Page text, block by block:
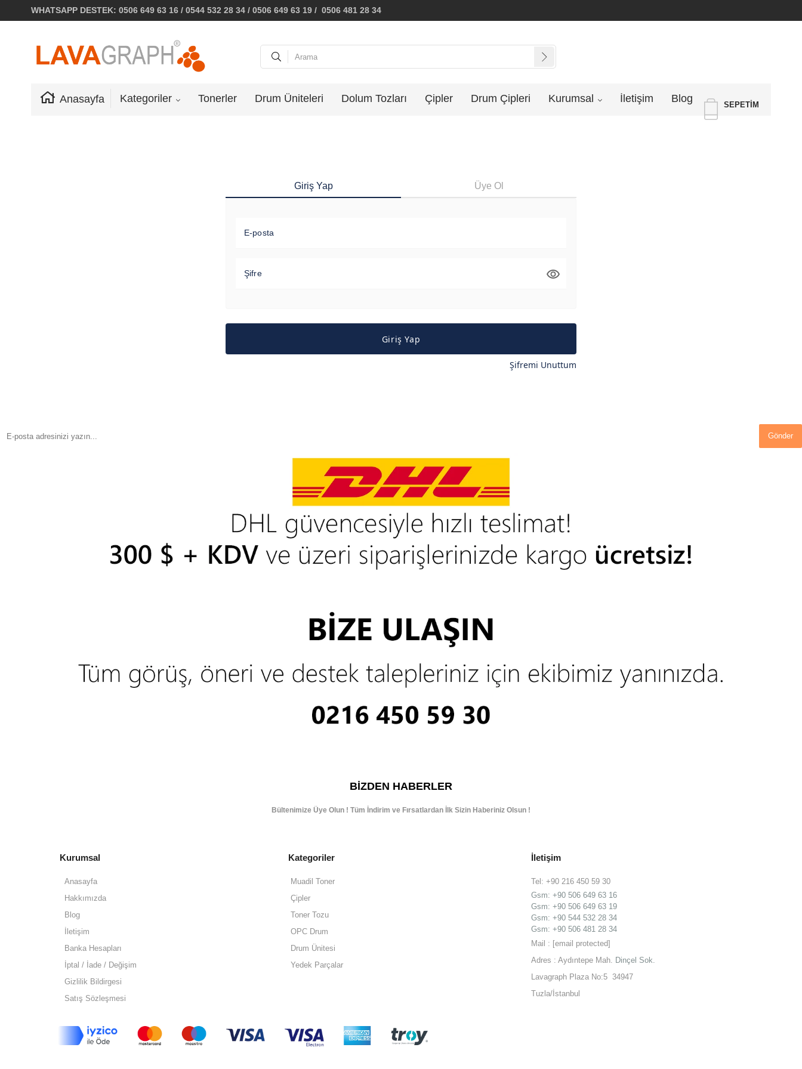
WHATSAPP DESTEK: 0506 649 63 16 / 0544 532 28 34 / 0506 649 63 19 / 0506 481 28 34
SEPETIM
Anasayfa Kategoriler Tonerler Drum Üniteleri Dolum Tozları Çipler Drum Çipleri Kurumsal İletişim Blog
Giriş Yap Üye Ol
E-posta
Şifre
Giriş Yap
Şifremi Unuttum
Gönder
BIZDEN HABERLER
Bültenimize Üye Olun ! Tüm İndirim ve Fırsatlardan İlk Sizin Haberiniz Olsun !
Kurumsal
Anasayfa
Hakkımızda
Blog
İletişim
Banka Hesapları
İptal / İade / Değişim
Gizlilik Bildirgesi
Satış Sözleşmesi
Kategoriler
Muadil Toner
Çipler
Toner Tozu
OPC Drum
Drum Ünitesi
Yedek Parçalar
İletişim
Tel: +90 216 450 59 30
Gsm:+90 506 649 63 16
Gsm:+90 506 649 63 19
Gsm: +90 544 532 28 34
Gsm: +90 506 481 28 34
Mail : [email protected]
Adres : Aydıntepe Mah. Dinçel Sok.
Lavagraph Plaza No:5 34947
Tuzla/İstanbul